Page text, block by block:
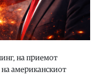
на приемот
на американскиот